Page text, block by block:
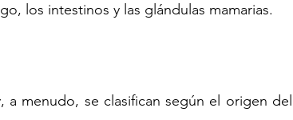
los intestinos y las glándulas mamarias.
a menudo, se clasifican según el origen del